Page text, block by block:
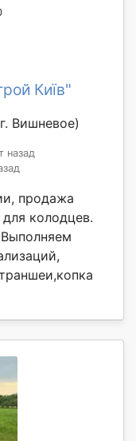
Київ"
Вишневое)
назад
продажа
колодцев.